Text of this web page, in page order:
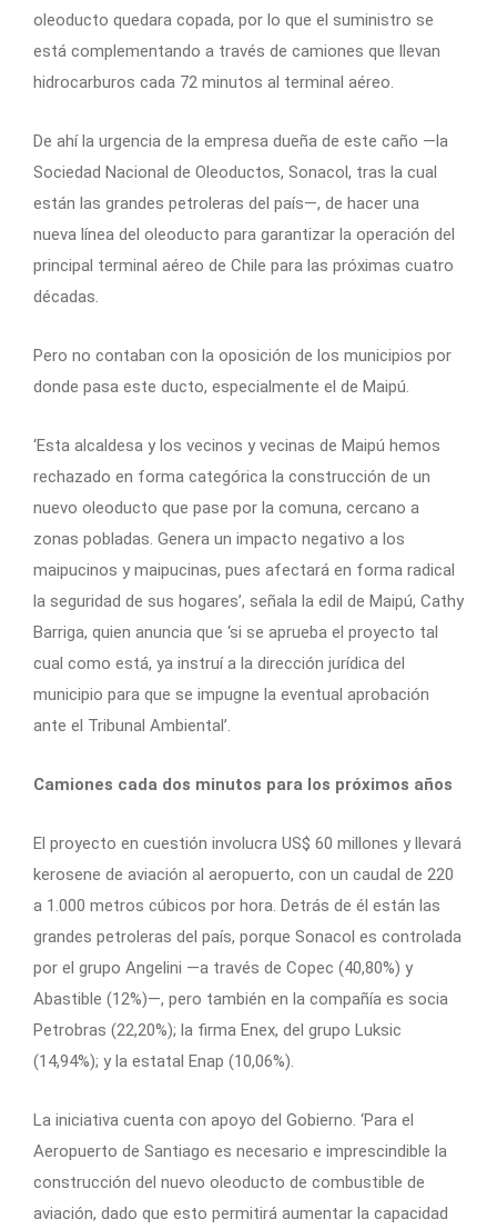
oleoducto quedara copada, por lo que el suministro se
está complementando a través de camiones que llevan
hidrocarburos cada 72 minutos al terminal aéreo.
De ahí la urgencia de la empresa dueña de este caño —la
Sociedad Nacional de Oleoductos, Sonacol, tras la cual
están las grandes petroleras del país—, de hacer una
nueva línea del oleoducto para garantizar la operación del
principal terminal aéreo de Chile para las próximas cuatro
décadas.
Pero no contaban con la oposición de los municipios por
donde pasa este ducto, especialmente el de Maipú.
‘Esta alcaldesa y los vecinos y vecinas de Maipú hemos
rechazado en forma categórica la construcción de un
nuevo oleoducto que pase por la comuna, cercano a
zonas pobladas. Genera un impacto negativo a los
maipucinos y maipucinas, pues afectará en forma radical
la seguridad de sus hogares’, señala la edil de Maipú, Cathy
Barriga, quien anuncia que ‘si se aprueba el proyecto tal
cual como está, ya instruí a la dirección jurídica del
municipio para que se impugne la eventual aprobación
ante el Tribunal Ambiental’.
Camiones cada dos minutos para los próximos años
El proyecto en cuestión involucra US$ 60 millones y llevará
kerosene de aviación al aeropuerto, con un caudal de 220
a 1.000 metros cúbicos por hora. Detrás de él están las
grandes petroleras del país, porque Sonacol es controlada
por el grupo Angelini —a través de Copec (40,80%) y
Abastible (12%)—, pero también en la compañía es socia
Petrobras (22,20%); la firma Enex, del grupo Luksic
(14,94%); y la estatal Enap (10,06%).
La iniciativa cuenta con apoyo del Gobierno. ‘Para el
Aeropuerto de Santiago es necesario e imprescindible la
construcción del nuevo oleoducto de combustible de
aviación, dado que esto permitirá aumentar la capacidad